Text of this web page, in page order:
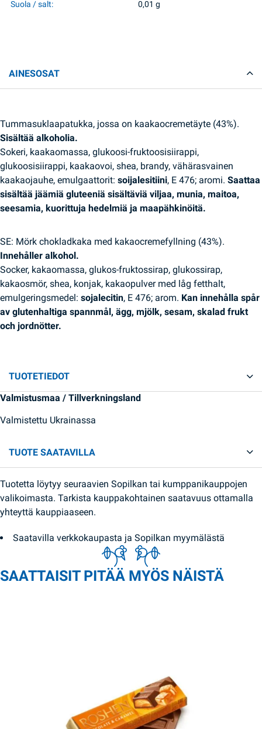
Suola / salt: 0,01 g
AINESOSAT
Tummasuklaapatukka, jossa on kaakaocremetäyte (43%).
Sisältää alkoholia.
Sokeri, kaakaomassa, glukoosi-fruktoosisiirappi,
glukoosisiirappi, kaakaovoi, shea, brandy, vähärasvainen
kaakaojauhe, emulgaattorit: soijalesitiini, E 476; aromi. Saattaa
sisältää jäämiä gluteeniä sisältäviä viljaa, munia, maitoa,
seesamia, kuorittuja hedelmiä ja maapähkinöitä.
SE: Mörk chokladkaka med kakaocremefyllning (43%).
Innehåller alkohol.
Socker, kakaomassa, glukos-fruktossirap, glukossirap,
kakaosmör, shea, konjak, kakaopulver med låg fetthalt,
emulgeringsmedel: sojalecitin, E 476; arom. Kan innehålla spår
av glutenhaltiga spannmål, ägg, mjölk, sesam, skalad frukt
och jordnötter.
TUOTETIEDOT
Valmistusmaa / Tillverkningsland
Valmistettu Ukrainassa
TUOTE SAATAVILLA
Tuotetta löytyy seuraavien Sopilkan tai kumppanikauppojen
valikoimasta. Tarkista kauppakohtainen saatavuus ottamalla
yhteyttä kauppiaaseen.
Saatavilla verkkokaupasta ja Sopilkan myymälästä
SAATTAISIT PITÄÄ MYÖS NÄISTÄ